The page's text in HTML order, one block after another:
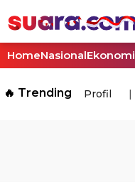
HomeNasionalEkonomi
🔥 Trending Profil